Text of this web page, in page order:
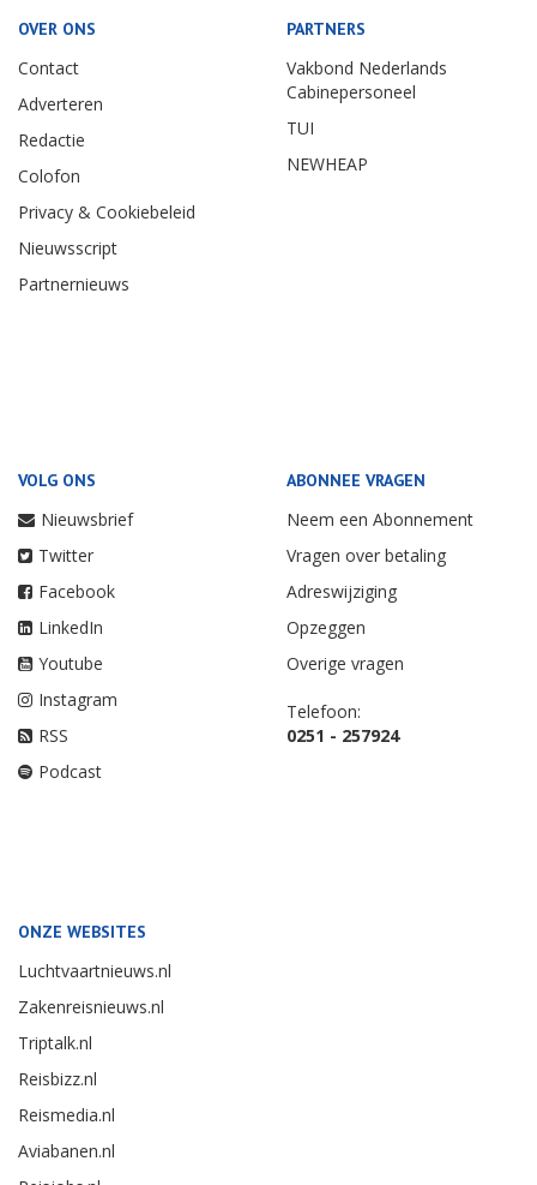
OVER ONS
Contact
Adverteren
Redactie
Colofon
Privacy & Cookiebeleid
Nieuwsscript
Partnernieuws
PARTNERS
Vakbond Nederlands
Cabinepersoneel
TUI
NEWHEAP
VOLG ONS
Nieuwsbrief
Twitter
Facebook
LinkedIn
Youtube
Instagram
RSS
Podcast
ABONNEE VRAGEN
Neem een Abonnement
Vragen over betaling
Adreswijziging
Opzeggen
Overige vragen
Telefoon:
0251 - 257924
ONZE WEBSITES
Luchtvaartnieuws.nl
Zakenreisnieuws.nl
Triptalk.nl
Reisbizz.nl
Reismedia.nl
Aviabanen.nl